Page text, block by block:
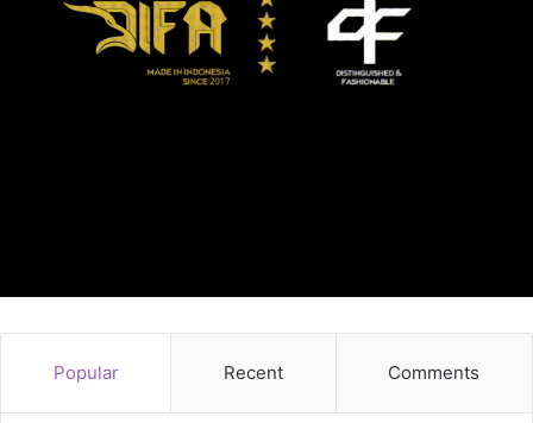
Popular Recent Comments